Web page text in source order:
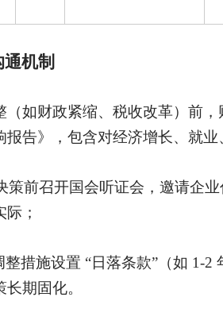
机制
（如财政紧缩、税收改革）前
报告》，包含对经济增长、就
策前召开国会听证会，邀请企
；
整措施设置 “日落条款”（如 1-2
期固化。